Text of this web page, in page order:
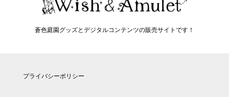
蒼色庭園グッズとデジタルコンテンツの販売サイトです！
プライバシーポリシー